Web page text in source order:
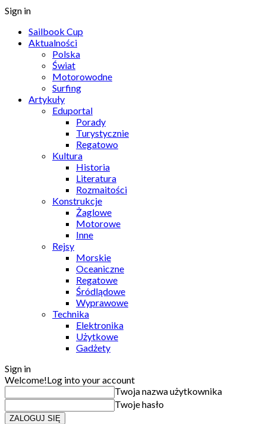
Sign in
Sailbook Cup
Aktualności
Polska
Świat
Motorowodne
Surfing
Artykuły
Eduportal
Porady
Turystycznie
Regatowo
Kultura
Historia
Literatura
Rozmaitości
Konstrukcje
Żaglowe
Motorowe
Inne
Rejsy
Morskie
Oceaniczne
Regatowe
Śródlądowe
Wyprawowe
Technika
Elektronika
Użytkowe
Gadżety
Sign in
Welcome!Log into your account
Twoja nazwa użytkownika
Twoje hasło